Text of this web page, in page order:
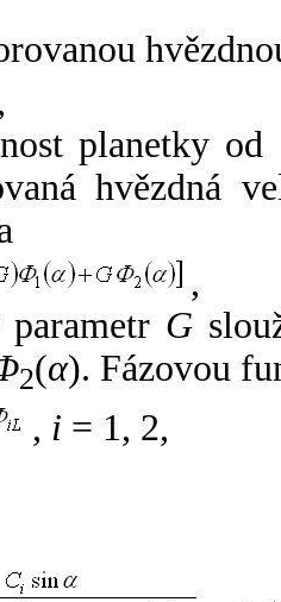
,
planetky od
hvězdná
,
G
2(α). Fázovou
, i = 1, 2,